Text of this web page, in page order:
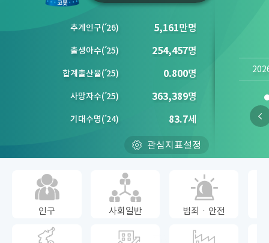
추계인구(´26) 5,161만명
출생아수(´25) 254,457명
합계출산율(´25) 0.800명
사망자수(´25) 363,389명
기대수명(´24) 83.7세
관심지표설정
인구 사회일반 범죄ㆍ안전